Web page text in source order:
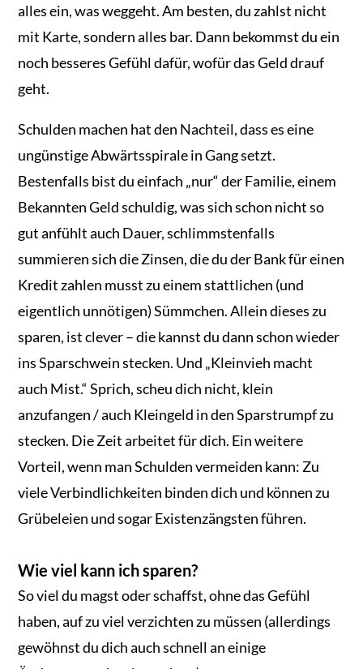
alles ein, was weggeht. Am besten, du zahlst nicht
mit Karte, sondern alles bar. Dann bekommst du ein
noch besseres Gefühl dafür, wofür das Geld drauf
geht.
Schulden machen hat den Nachteil, dass es eine
ungünstige Abwärtsspirale in Gang setzt.
Bestenfalls bist du einfach „nur“ der Familie, einem
Bekannten Geld schuldig, was sich schon nicht so
gut anfühlt auch Dauer, schlimmstenfalls
summieren sich die Zinsen, die du der Bank für einen
Kredit zahlen musst zu einem stattlichen (und
eigentlich unnötigen) Sümmchen. Allein dieses zu
sparen, ist clever – die kannst du dann schon wieder
ins Sparschwein stecken. Und „Kleinvieh macht
auch Mist.“ Sprich, scheu dich nicht, klein
anzufangen / auch Kleingeld in den Sparstrumpf zu
stecken. Die Zeit arbeitet für dich. Ein weitere
Vorteil, wenn man Schulden vermeiden kann: Zu
viele Verbindlichkeiten binden dich und können zu
Grübeleien und sogar Existenzängsten führen.
Wie viel kann ich sparen?
So viel du magst oder schaffst, ohne das Gefühl
haben, auf zu viel verzichten zu müssen (allerdings
gewöhnst du dich auch schnell an einige